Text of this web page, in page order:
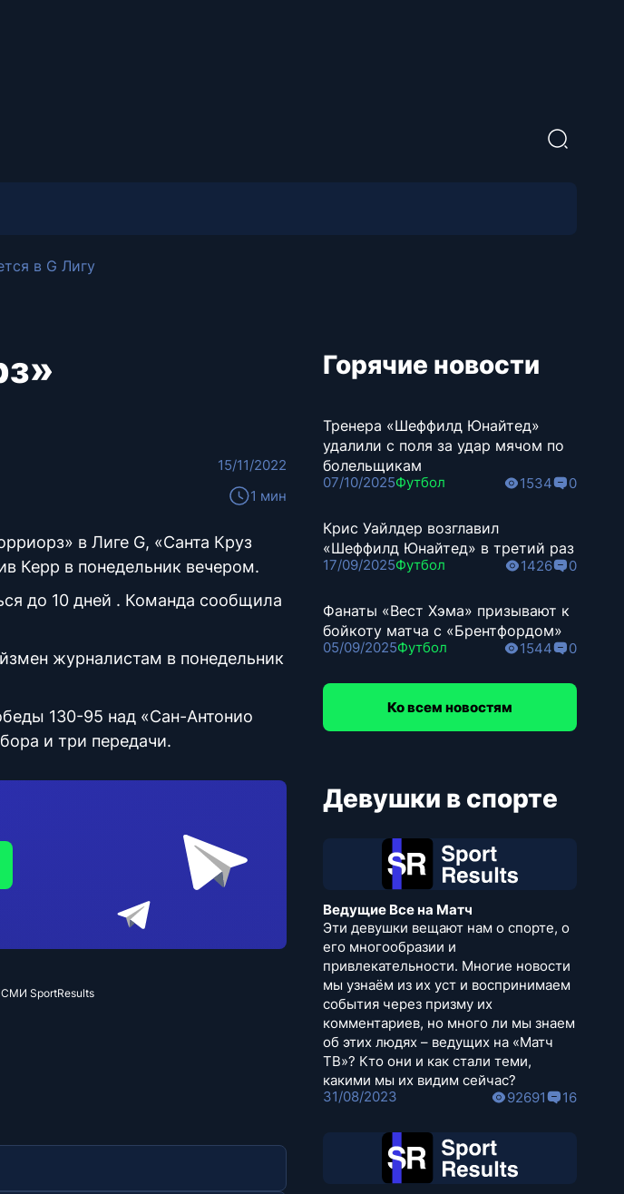
в G Лигу
15/11/2022
1 мин
в Лиге G, «Санта Круз
Керр в понедельник вечером.
до 10 дней . Команда сообщила
журналистам в понедельник
130-95 над «Сан-Антонио
и три передачи.
СМИ SportResults
Горячие новости
Тренера «Шеффилд Юнайтед»
удалили с поля за удар мячом по
болельщикам
07/10/2025Футбол 1534 0
Крис Уайлдер возглавил
«Шеффилд Юнайтед» в третий раз
17/09/2025Футбол 1426 0
Фанаты «Вест Хэма» призывают к
бойкоту матча с «Брентфордом»
05/09/2025Футбол 1544 0
Ко всем новостям
Девушки в спорте
Ведущие Все на Матч
Эти девушки вещают нам о спорте, о
его многообразии и
привлекательности. Многие новости
мы узнаём из их уст и воспринимаем
события через призму их
комментариев, но много ли мы знаем
об этих людях – ведущих на «Матч
ТВ»? Кто они и как стали теми,
какими мы их видим сейчас?
31/08/2023
92691 16